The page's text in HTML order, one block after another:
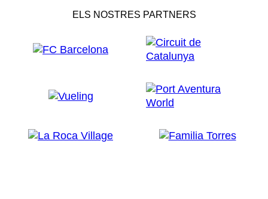
ELS NOSTRES PARTNERS